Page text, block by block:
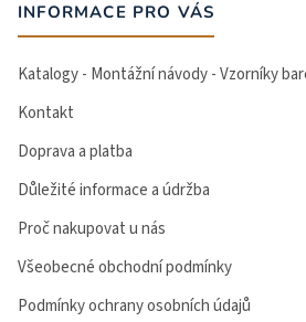
INFORMACE PRO VÁS
Katalogy - Montážní návody - Vzorníky
Kontakt
Doprava a platba
Důležité informace a údržba
Proč nakupovat u nás
Všeobecné obchodní podmínky
Podmínky ochrany osobních údajů